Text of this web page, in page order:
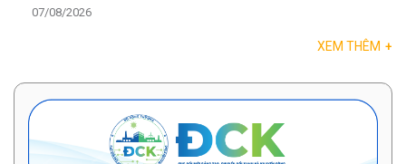
07/08/2026
XEM THÊM +